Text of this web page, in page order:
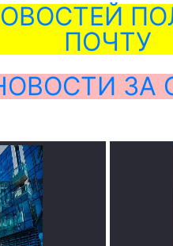
ПОЧТУ
ЗА